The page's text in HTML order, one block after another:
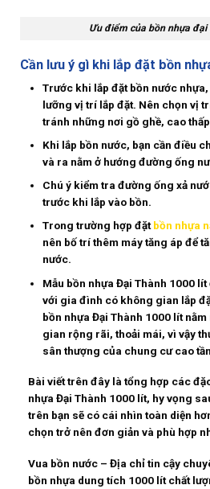
Ưu điểm của bồn nhựa
Cần lưu ý gì khi lắp đặt bồn
Trước khi lắp đặt bồn nước
lưỡng vị trí lắp đặt. Nên chọn vị
tránh những nơi gồ ghề, cao
Khi lắp bồn nước, bạn cần điều
và ra nằm ở hướng đường ống
Chú ý kiểm tra đường ống xả
trước khi lắp vào bồn.
Trong trường hợp đặtbồn nhựa
nên bố trí thêm máy tăng áp để
nước.
Mẫu bồn nhựa Đại Thành 1000
với gia đình có không gian lắp
bồn nhựa Đại Thành 1000 lít
gian rộng rãi, thoải mái, vì vậy
sân thượng của chung cư cao
Bài viết trên đây là tổng hợp các
nhựa Đại Thành 1000 lít, hy vọng
trên bạn sẽ có cái nhìn toàn diện
chọn trở nên đơn giản và phù hợp
Vua bồn nước – Địa chỉ tin cậy
bồn nhựa dung tích 1000 lít chất